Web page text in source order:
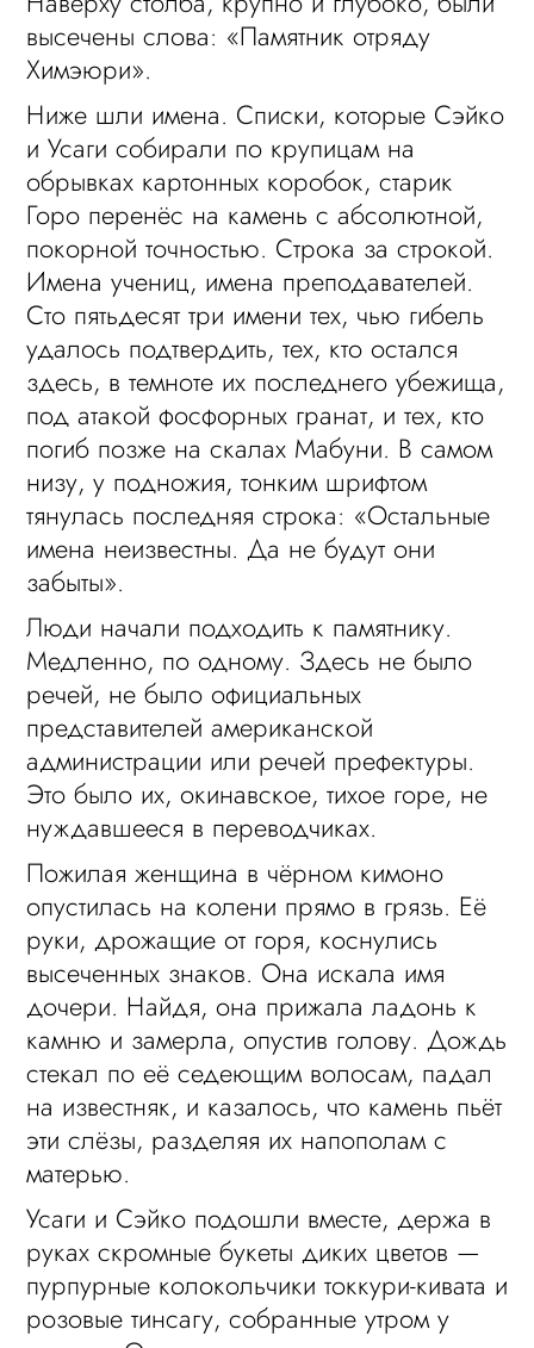
высечены слова: «Памятник отряду
Химэюри».
Ниже шли имена. Списки, которые Сэйко
и Усаги собирали по крупицам на
обрывках картонных коробок, старик
Горо перенёс на камень с абсолютной,
покорной точностью. Строка за строкой.
Имена учениц, имена преподавателей.
Сто пятьдесят три имени тех, чью гибель
удалось подтвердить, тех, кто остался
здесь, в темноте их последнего убежища,
под атакой фосфорных гранат, и тех, кто
погиб позже на скалах Мабуни. В самом
низу, у подножия, тонким шрифтом
тянулась последняя строка: «Остальные
имена неизвестны. Да не будут они
забыты».
Люди начали подходить к памятнику.
Медленно, по одному. Здесь не было
речей, не было официальных
представителей американской
администрации или речей префектуры.
Это было их, окинавское, тихое горе, не
нуждавшееся в переводчиках.
Пожилая женщина в чёрном кимоно
опустилась на колени прямо в грязь. Её
руки, дрожащие от горя, коснулись
высеченных знаков. Она искала имя
дочери. Найдя, она прижала ладонь к
камню и замерла, опустив голову. Дождь
стекал по её седеющим волосам, падал
на известняк, и казалось, что камень пьёт
эти слёзы, разделяя их напополам с
матерью.
Усаги и Сэйко подошли вместе, держа в
руках скромные букеты диких цветов —
пурпурные колокольчики токкури-кивата и
розовые тинсагу, собранные утром у